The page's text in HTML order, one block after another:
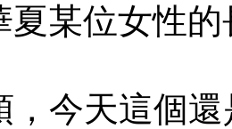
夏某位女性的
今天這個還